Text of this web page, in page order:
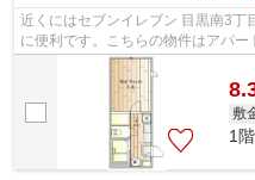
近くにはセブンイレブン 目黒南3丁
に便利です。こちらの物件はアパ
き先に合わせて使い分けができます
敷
1